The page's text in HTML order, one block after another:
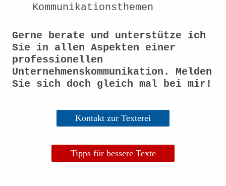
Kommunikationsthemen
Gerne berate und unterstütze ich
Sie in allen Aspekten einer
professionellen
Unternehmenskommunikation. Melden
Sie sich doch gleich mal bei mir!
Kontakt zur Texterei
Tipps für bessere Texte